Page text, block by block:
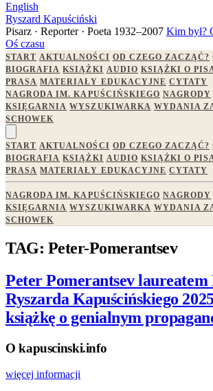
English
Ryszard Kapuściński
Pisarz · Reporter · Poeta 1932–2007 Kim był?
Oś czasu
START AKTUALNOŚCI OD CZEGO ZACZĄĆ?
BIOGRAFIA KSIĄŻKI AUDIO KSIĄŻKI O
PRASA MATERIAŁY EDUKACYJNE CYTATY
NAGRODA IM. KAPUŚCIŃSKIEGO NAGRODY
KSIĘGARNIA WYSZUKIWARKA WYDANIA
SCHOWEK
START AKTUALNOŚCI OD CZEGO ZACZĄĆ?
BIOGRAFIA KSIĄŻKI AUDIO KSIĄŻKI O
PRASA MATERIAŁY EDUKACYJNE CYTATY
NAGRODA IM. KAPUŚCIŃSKIEGO NAGRODY
KSIĘGARNIA WYSZUKIWARKA WYDANIA
SCHOWEK
TAG: Peter-Pomerantsev
Peter Pomerantsev
Ryszarda Kapuścińskiego
książkę o genialnym
O kapuscinski.info
więcej informacji